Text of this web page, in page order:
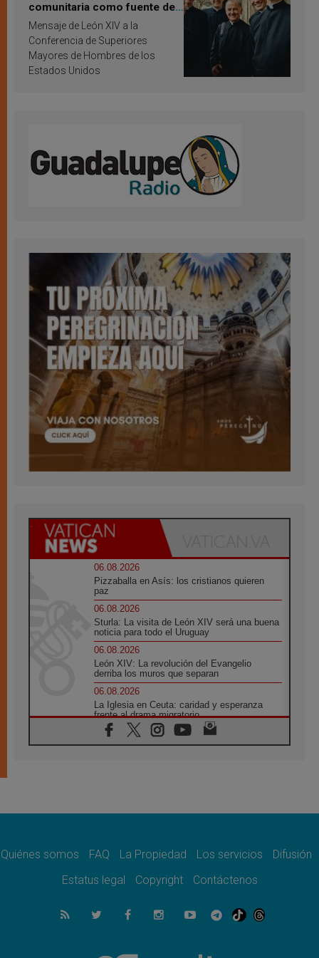
comunitaria como fuente de
inspiración y santificación
Mensaje de León XIV a la
Conferencia de Superiores
Mayores de Hombres de los
Estados Unidos
06.08.2026
Pizzaballa en Asís: los cristianos quieren
paz
06.08.2026
Sturla: La visita de León XIV será una buena
noticia para todo el Uruguay
06.08.2026
León XIV: La revolución del Evangelio
derriba los muros que separan
06.08.2026
La Iglesia en Ceuta: caridad y esperanza
frente al drama migratorio
06.08.2026
La visita del Papa a Perú será un tiempo de
06.08.2026
05.08.2026
sociedad necesita el mensaje del Evangelio
Santa María la Mayor, Makrickas: La gracia
de Dios desciende sobre el mundo
Cristianos y confucianos: Respeto y
Quiénes somos FAQ La Propiedad Los servicios
Difusión
Estatus legal
Copyright Contáctenos